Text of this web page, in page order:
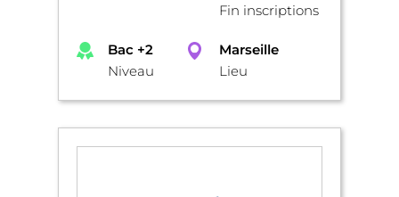
Fin inscriptions
Bac +2
Niveau
Marseille
Lieu